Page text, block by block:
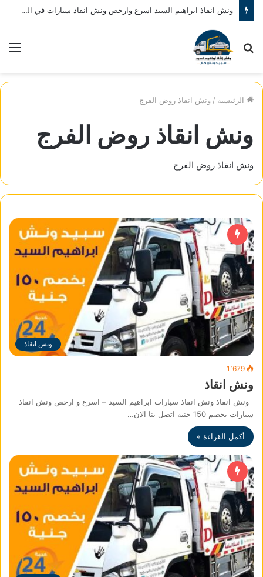
ونش انقاذ ابراهيم السيد اسرع وارخص ونش انقاذ سيارات في المنصورة نصلك في خلال 10 دقائق بحد اقصي اتصل بنا الان 01080793999
بحث
الرئيسية / ونش انقاذ روض الفرج
ونش انقاذ روض الفرج
ونش انقاذ روض الفرج
ونش انقاذ
1٬679
ونش انقاذ
ونش انقاذ ونش انقاذ سيارات ابراهيم السيد – اسرع و ارخص ونش انقاذ
سيارات بخصم 150 جنية اتصل بنا الان…
أكمل القراءة »